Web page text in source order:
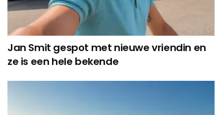
Jan Smit gespot met nieuwe vriendin en
ze is een hele bekende